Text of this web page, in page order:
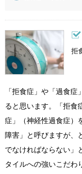
拒
「拒食症」や「過食
ると思います。「拒食
症」（神経性過食症）
障害」と呼びますが、
でなければならない」
タイルへの強いこだわ